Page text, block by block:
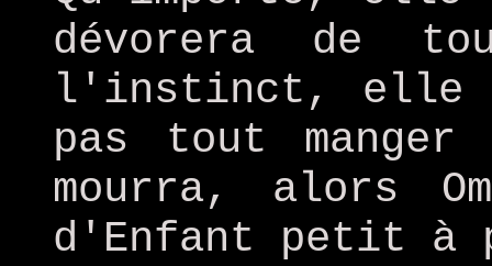
dévorera de
l'instinct, elle
pas tout
mourra, alors
d'Enfant petit à